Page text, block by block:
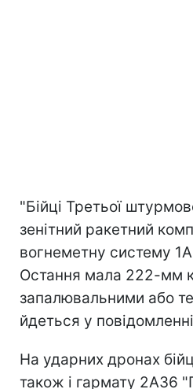
"Бійці Третьої
зенітний ракетний
вогнеметну систему
Остання мала 222-мм
запалювальними або
йдеться у
На ударних дронах
також і гармату 2А36